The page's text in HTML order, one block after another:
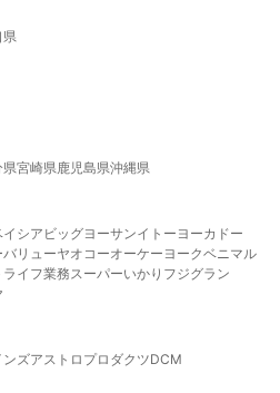
県
県宮崎県鹿児島県沖縄県
イシア ビッグヨーサンイトーヨーカドー
リューヤオコーオーケー ヨークベニマル
ライフ業務スーパーいかり フジグラン
ンズアストロプロダクツDCM